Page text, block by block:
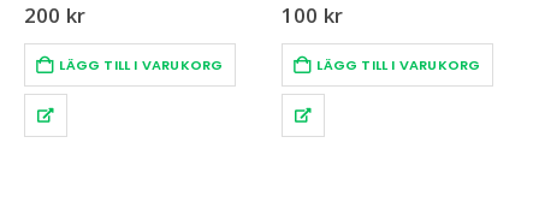
uppskattat av en hundägare.
200 kr
LÄGG TILL I VARUKORG
100 kr
LÄGG TILL I VARUKORG